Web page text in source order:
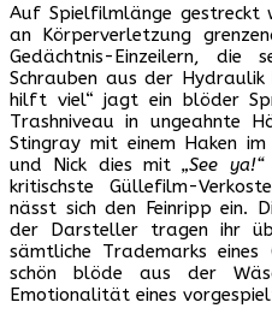
Auf Spielfilmlänge gestreckt
an Körperverletzung
Gedächtnis-Einzeilern, die
Schrauben aus der
hilft viel“ jagt ein blöder
Trashniveau in ungeahnte
Stingray mit einem Haken
und Nick dies mit„See ya!“
kritischste Güllefilm-
nässt sich den Feinripp ein.
der Darsteller tragen ihr
sämtliche Trademarks
schön blöde aus der
Emotionalität eines